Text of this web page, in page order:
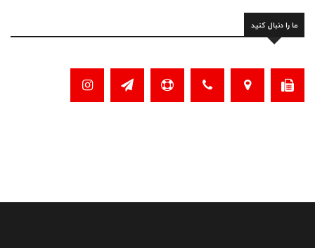
ما را دنبال کنید